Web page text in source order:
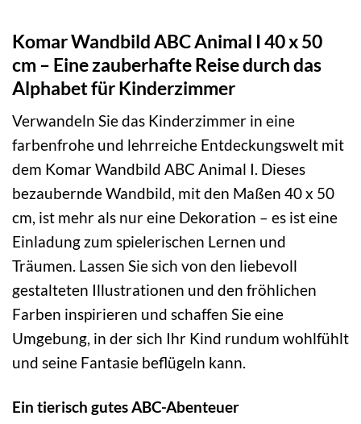
Komar Wandbild ABC Animal I 40 x 50
cm – Eine zauberhafte Reise durch das
Alphabet für Kinderzimmer
Verwandeln Sie das Kinderzimmer in eine
farbenfrohe und lehrreiche Entdeckungswelt mit
dem Komar Wandbild ABC Animal I. Dieses
bezaubernde Wandbild, mit den Maßen 40 x 50
cm, ist mehr als nur eine Dekoration – es ist eine
Einladung zum spielerischen Lernen und
Träumen. Lassen Sie sich von den liebevoll
gestalteten Illustrationen und den fröhlichen
Farben inspirieren und schaffen Sie eine
Umgebung, in der sich Ihr Kind rundum wohlfühlt
und seine Fantasie beflügeln kann.
Ein tierisch gutes ABC-Abenteuer